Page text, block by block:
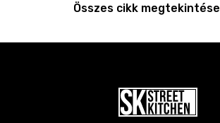
Összes cikk megtekintése